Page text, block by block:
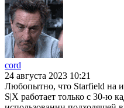
cord
24 августа 2023 10:21
Любопытно, что Starfield на
S|X работает только с 30-ю